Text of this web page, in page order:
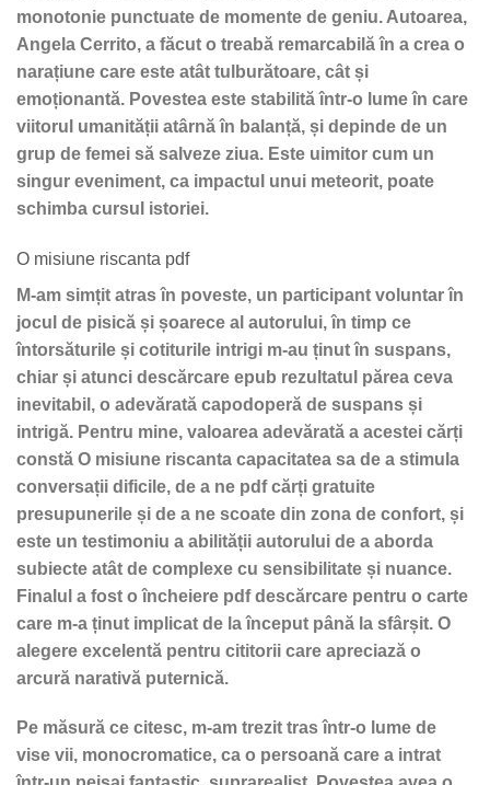
monotonie punctuate de momente de geniu. Autoarea,
Angela Cerrito, a făcut o treabă remarcabilă în a crea o
narațiune care este atât tulburătoare, cât și
emoționantă. Povestea este stabilită într-o lume în care
viitorul umanității atârnă în balanță, și depinde de un
grup de femei să salveze ziua. Este uimitor cum un
singur eveniment, ca impactul unui meteorit, poate
schimba cursul istoriei.
O misiune riscanta pdf
M-am simțit atras în poveste, un participant voluntar în
jocul de pisică și șoarece al autorului, în timp ce
întorsăturile și cotiturile intrigi m-au ținut în suspans,
chiar și atunci descărcare epub rezultatul părea ceva
inevitabil, o adevărată capodoperă de suspans și
intrigă. Pentru mine, valoarea adevărată a acestei cărți
constă O misiune riscanta capacitatea sa de a stimula
conversații dificile, de a ne pdf cărți gratuite
presupunerile și de a ne scoate din zona de confort, și
este un testimoniu a abilității autorului de a aborda
subiecte atât de complexe cu sensibilitate și nuance.
Finalul a fost o încheiere pdf descărcare pentru o carte
care m-a ținut implicat de la început până la sfârșit. O
alegere excelentă pentru cititorii care apreciază o
arcură narativă puternică.
Pe măsură ce citesc, m-am trezit tras într-o lume de
vise vii, monocromatice, ca o persoană care a intrat